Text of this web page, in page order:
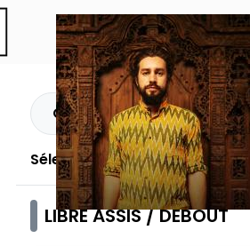
Quantité
Sélectionnez une quantité
LIBRE ASSIS / DEBOUT